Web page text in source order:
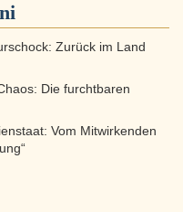
Zurück im Land
Die furchtbaren
Vom Mitwirkenden